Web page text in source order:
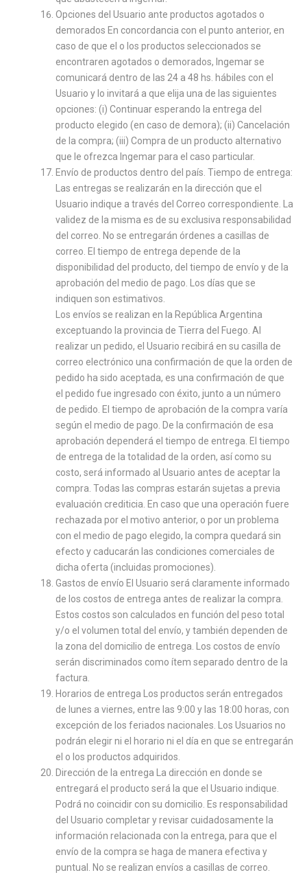
Opciones del Usuario ante productos agotados o
demorados En concordancia con el punto anterior, en
caso de que el o los productos seleccionados se
encontraren agotados o demorados, Ingemar se
comunicará dentro de las 24 a 48 hs. hábiles con el
Usuario y lo invitará a que elija una de las siguientes
opciones: (i) Continuar esperando la entrega del
producto elegido (en caso de demora); (ii) Cancelación
de la compra; (iii) Compra de un producto alternativo
que le ofrezca Ingemar para el caso particular.
Envío de productos dentro del país. Tiempo de entrega:
Las entregas se realizarán en la dirección que el
Usuario indique a través del Correo correspondiente. La
validez de la misma es de su exclusiva responsabilidad
del correo. No se entregarán órdenes a casillas de
correo. El tiempo de entrega depende de la
disponibilidad del producto, del tiempo de envío y de la
aprobación del medio de pago. Los días que se
indiquen son estimativos.
Los envíos se realizan en la República Argentina
exceptuando la provincia de Tierra del Fuego. Al
realizar un pedido, el Usuario recibirá en su casilla de
correo electrónico una confirmación de que la orden de
pedido ha sido aceptada, es una confirmación de que
el pedido fue ingresado con éxito, junto a un número
de pedido. El tiempo de aprobación de la compra varía
según el medio de pago. De la confirmación de esa
aprobación dependerá el tiempo de entrega. El tiempo
de entrega de la totalidad de la orden, así como su
costo, será informado al Usuario antes de aceptar la
compra. Todas las compras estarán sujetas a previa
evaluación crediticia. En caso que una operación fuere
rechazada por el motivo anterior, o por un problema
con el medio de pago elegido, la compra quedará sin
efecto y caducarán las condiciones comerciales de
dicha oferta (incluidas promociones).
Gastos de envío El Usuario será claramente informado
de los costos de entrega antes de realizar la compra.
Estos costos son calculados en función del peso total
y/o el volumen total del envío, y también dependen de
la zona del domicilio de entrega. Los costos de envío
serán discriminados como ítem separado dentro de la
factura.
Horarios de entrega Los productos serán entregados
de lunes a viernes, entre las 9:00 y las 18:00 horas, con
excepción de los feriados nacionales. Los Usuarios no
podrán elegir ni el horario ni el día en que se entregarán
el o los productos adquiridos.
Dirección de la entrega La dirección en donde se
entregará el producto será la que el Usuario indique.
Podrá no coincidir con su domicilio. Es responsabilidad
del Usuario completar y revisar cuidadosamente la
información relacionada con la entrega, para que el
envío de la compra se haga de manera efectiva y
puntual. No se realizan envíos a casillas de correo.